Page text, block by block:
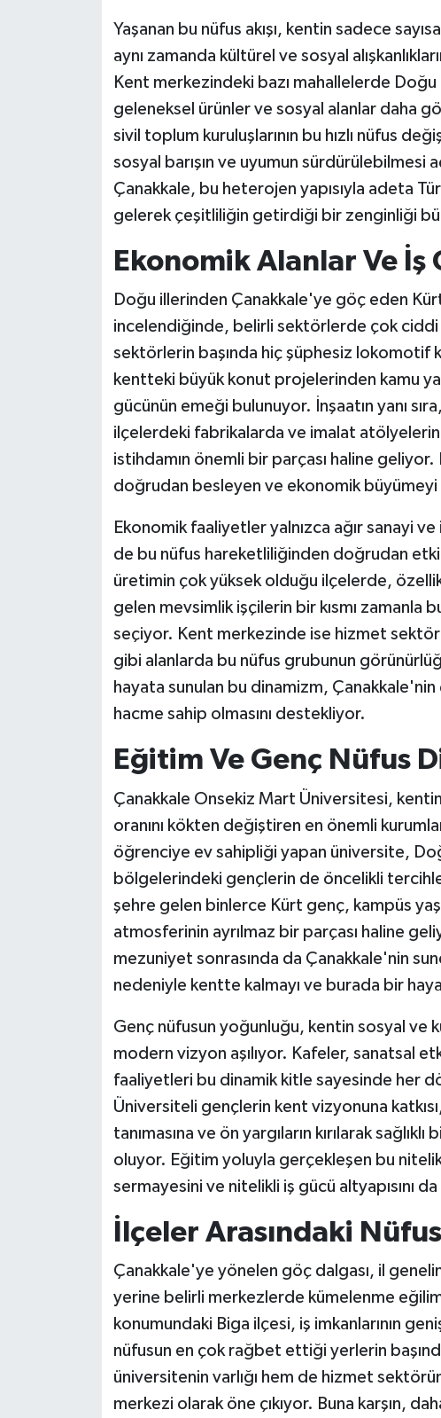
Yaşanan bu nüfus akışı, kentin sadece
aynı zamanda kültürel ve sosyal
Kent merkezindeki bazı mahallelerde
geleneksel ürünler ve sosyal alanlar daha
sivil toplum kuruluşlarının bu hızlı nüfus
sosyal barışın ve uyumun sürdürülebilmesi
Çanakkale, bu heterojen yapısıyla adeta
gelerek çeşitliliğin getirdiği bir zenginliği
Ekonomik Alanlar Ve İş
Doğu illerinden Çanakkale'ye göç eden
incelendiğinde, belirli sektörlerde çok ciddi
sektörlerin başında hiç şüphesiz lokomotif
kentteki büyük konut projelerinden kamu
gücünün emeği bulunuyor. İnşaatın yanı
ilçelerdeki fabrikalarda ve imalat
istihdamın önemli bir parçası haline
doğrudan besleyen ve ekonomik büyümeyi
Ekonomik faaliyetler yalnızca ağır sanayi ve
de bu nüfus hareketliliğinden doğrudan
üretimin çok yüksek olduğu ilçelerde,
gelen mevsimlik işçilerin bir kısmı zamanla
seçiyor. Kent merkezinde ise hizmet
gibi alanlarda bu nüfus grubunun
hayata sunulan bu dinamizm,
hacme sahip olmasını destekliyor.
Eğitim Ve Genç Nüfus
Çanakkale Onsekiz Mart Üniversitesi,
oranını kökten değiştiren en önemli
öğrenciye ev sahipliği yapan üniversite,
bölgelerindeki gençlerin de öncelikli
şehre gelen binlerce Kürt genç, kampüs
atmosferinin ayrılmaz bir parçası haline
mezuniyet sonrasında da Çanakkale'nin
nedeniyle kentte kalmayı ve burada bir
Genç nüfusun yoğunluğu, kentin sosyal ve
modern vizyon aşılıyor. Kafeler, sanatsal
faaliyetleri bu dinamik kitle sayesinde her
Üniversiteli gençlerin kent vizyonuna
tanımasına ve ön yargıların kırılarak
oluyor. Eğitim yoluyla gerçekleşen bu
sermayesini ve nitelikli iş gücü altyapısını
İlçeler Arasındaki
Çanakkale'ye yönelen göç dalgası, il
yerine belirli merkezlerde kümelenme
konumundaki Biga ilçesi, iş imkanlarının
nüfusun en çok rağbet ettiği yerlerin
üniversitenin varlığı hem de hizmet
merkezi olarak öne çıkıyor. Buna karşın,